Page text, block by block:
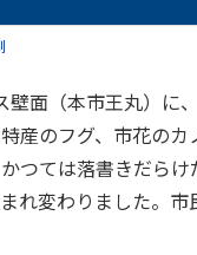
壁面（本市王丸）に
産のフグ、市花の
つては落書きだら
れ変わりました。